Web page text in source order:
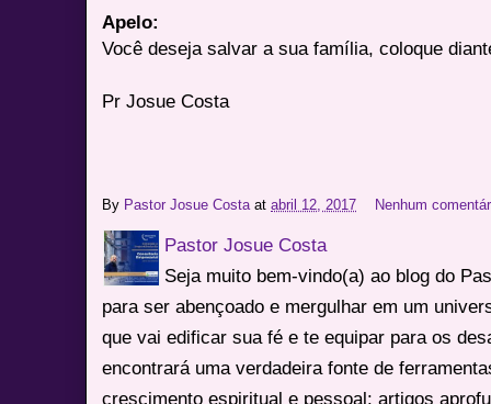
Apelo:
Você deseja salvar a sua família, coloque
Pr Josue Costa
By Pastor Josue Costa atabril 12, 2017 Nenhum
Pastor Josue Costa
Seja muito bem-vindo(a) ao blog do
para ser abençoado e mergulhar em um
que vai edificar sua fé e te equipar para os
encontrará uma verdadeira fonte de
crescimento espiritual e pessoal: artigos